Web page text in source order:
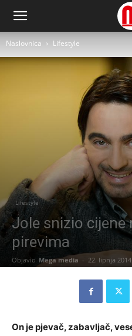
Naslovnica Lifestyle
Lifestyle
Jole snizio cijene
pirevima
Objavio Mega media - 22. lipnja 2014.
On je pjevač, zabavljač,